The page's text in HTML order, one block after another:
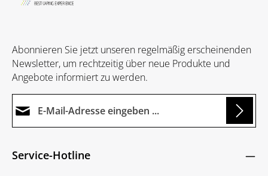
Abonnieren Sie jetzt unseren regelmäßig erscheinenden
Newsletter, um rechtzeitig über neue Produkte und
Angebote informiert zu werden.
Ich habe dieDatenschutzbestimmungen
Die mit einem Stern (*) markierten Felder sind
Service-Hotline